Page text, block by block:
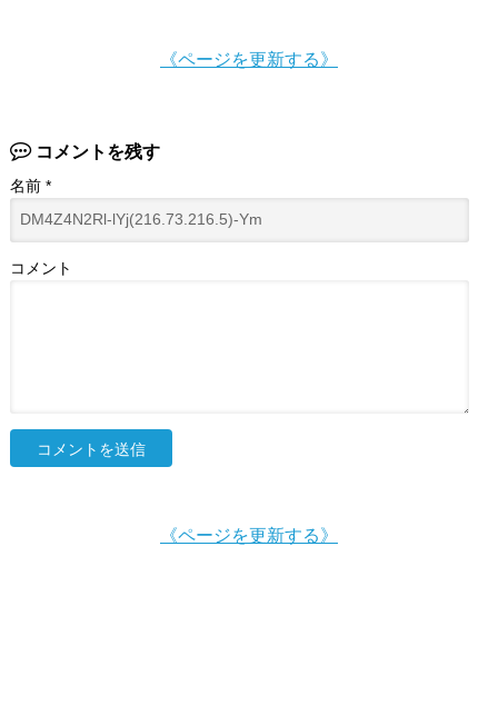
《ページを更新する》
コメントを残す
名前 *
コメント
《ページを更新する》